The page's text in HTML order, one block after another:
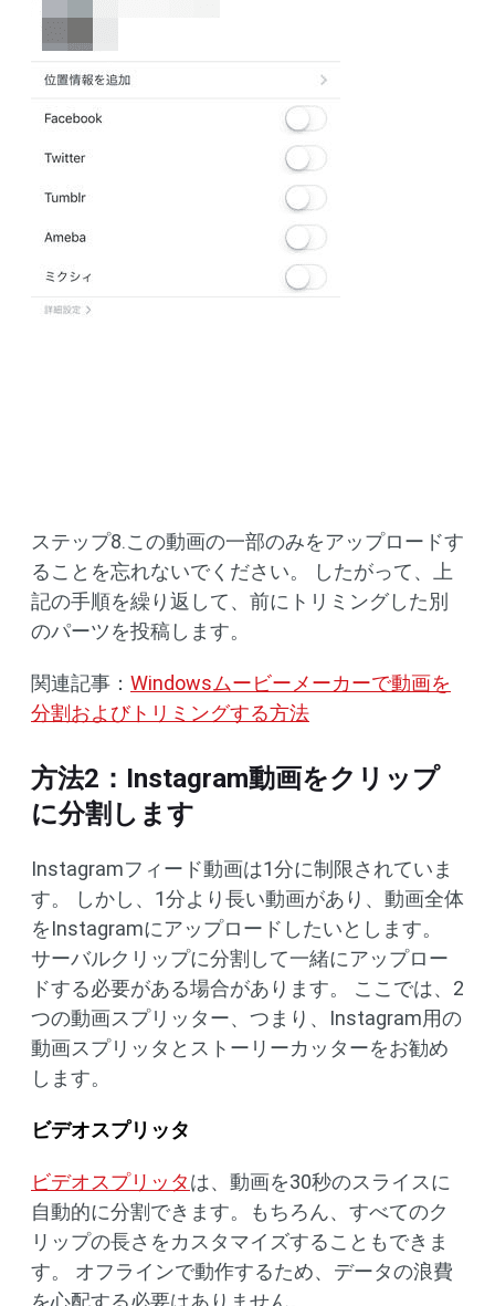
ステップ8.この動画の一部のみをアップロードす
ることを忘れないでください。 したがって、上
記の手順を繰り返して、前にトリミングした別
のパーツを投稿します。
関連記事： Windowsムービーメーカーで動画を
分割およびトリミングする方法
方法2：Instagram動画をクリップ
に分割します
Instagramフィード動画は1分に制限されていま
す。 しかし、1分より長い動画があり、動画全体
をInstagramにアップロードしたいとします。
サーバルクリップに分割して一緒にアップロー
ドする必要がある場合があります。 ここでは、2
つの動画スプリッター、つまり、Instagram用の
動画スプリッタとストーリーカッターをお勧め
します。
ビデオスプリッタ
ビデオスプリッタは、動画を30秒のスライスに
自動的に分割できます。もちろん、すべてのク
リップの長さをカスタマイズすることもできま
す。 オフラインで動作するため、データの浪費
を心配する必要はありません。